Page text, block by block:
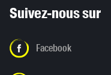
Suivez-nous sur
Facebook